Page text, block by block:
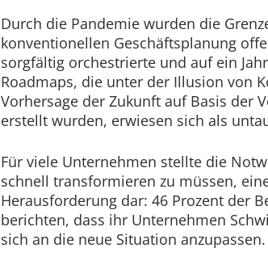
Durch die Pandemie wurden die
konventionellen Geschäftsplanung
sorgfältig orchestrierte und auf ein
Roadmaps, die unter der Illusion von
Vorhersage der Zukunft auf Basis der
erstellt wurden, erwiesen sich als
Für viele Unternehmen stellte die
schnell transformieren zu müssen,
Herausforderung dar: 46 Prozent der
berichten, dass ihr Unternehmen
sich an die neue Situation anzupassen.